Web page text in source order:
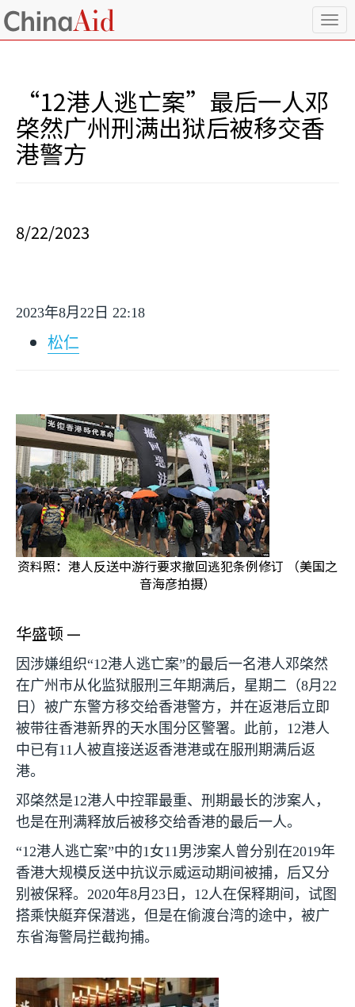
T
o
“12港人逃亡案”最后一人邓
棨然广州刑满出狱后被移交香
港警方
8/22/2023
2023年8月 22 日 22:18
松仁
资料照：港人反送中游行要求撤回逃犯条例修订 （美国之
音海彦拍摄）
华盛顿 —
因涉嫌组织“12港人逃亡案”的最后一名港人邓棨然
在广州市从化监狱服刑三年期满后，星期二（8月 22
日）被广东警方移交给香港警方，并在返港后立即
被带往香港新界的天水围分区警署。此前， 12港人
中已有11人被直接送返香港港或在服刑期满后返
港。
邓棨然是12港人中控罪最重、刑期最长的涉案人，
也是在刑满释放后被移交给香港的最后一人。
“12港人逃亡案”中的1女11男涉案人曾分别在2019年
香港大规模反送中抗议示威运动期间被捕，后又分
别被保释。 2020年8月 23 日， 12人在保释期间，试图
搭乘快艇弃保潜逃，但是在偷渡台湾的途中，被广
东省海警局拦截拘捕。